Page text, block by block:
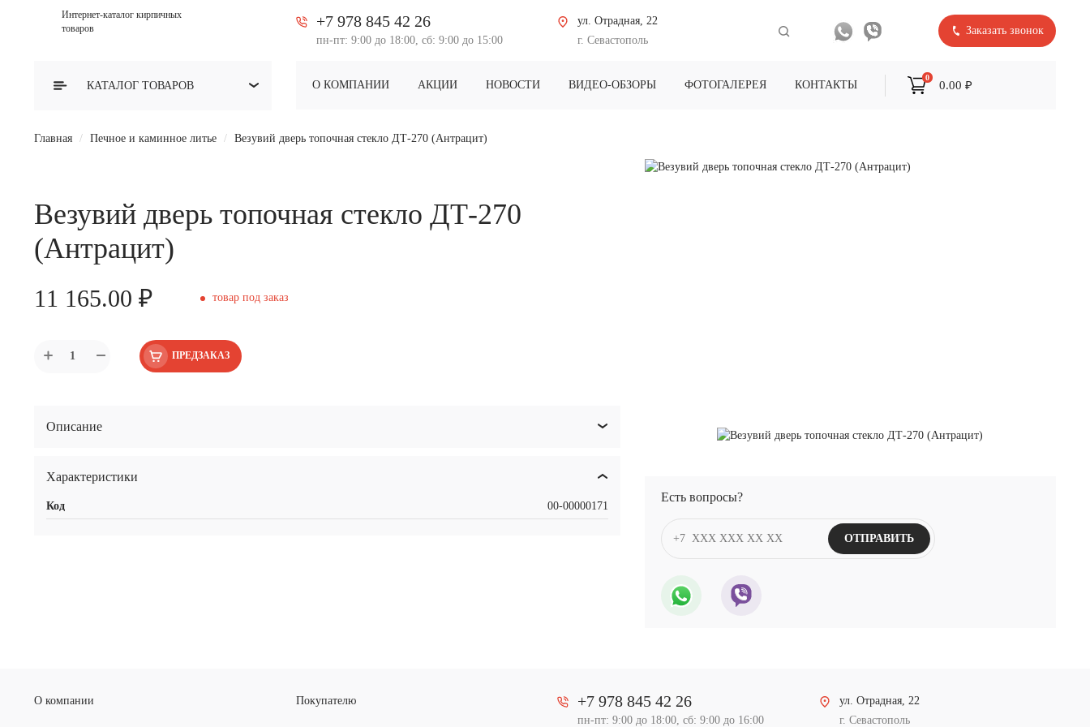
Интернет-каталог кирпичных
товаров
+7 978 845 42 26
пн-пт: 9:00 до 18:00, сб: 9:00 до 15:00
ул. Отрадная, 22
г. Севастополь
Заказать звонок
КАТАЛОГ ТОВАРОВ О КОМПАНИИ АКЦИИ НОВОСТИ ВИДЕО-ОБЗОРЫ ФОТОГАЛЕРЕЯ КОНТАКТЫ
0
0.00 ₽
Главная Печное и каминное литье Везувий дверь топочная стекло ДТ-270 (Антрацит)
Везувий дверь топочная стекло ДТ-270
(Антрацит)
11 165.00 ₽ товар под заказ
ПРЕДЗАКАЗ
Описание
Характеристики
Код 00-00000171
Есть вопросы?
ОТПРАВИТЬ
О компании Покупателю +7 978 845 42 26
пн-пт: 9:00 до 18:00, сб: 9:00 до 16:00
ул. Отрадная, 22
г. Севастополь